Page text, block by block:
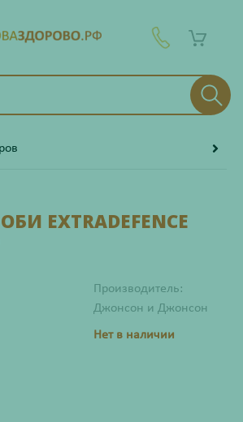
EXTRADEFENCE
Производитель:
Джонсон и Джонсон
Нет в наличии